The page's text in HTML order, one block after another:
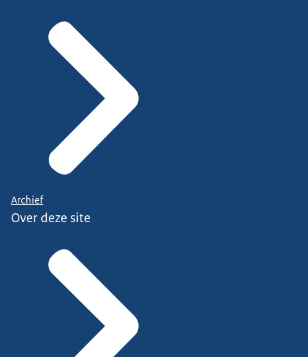
Archief
Over deze site